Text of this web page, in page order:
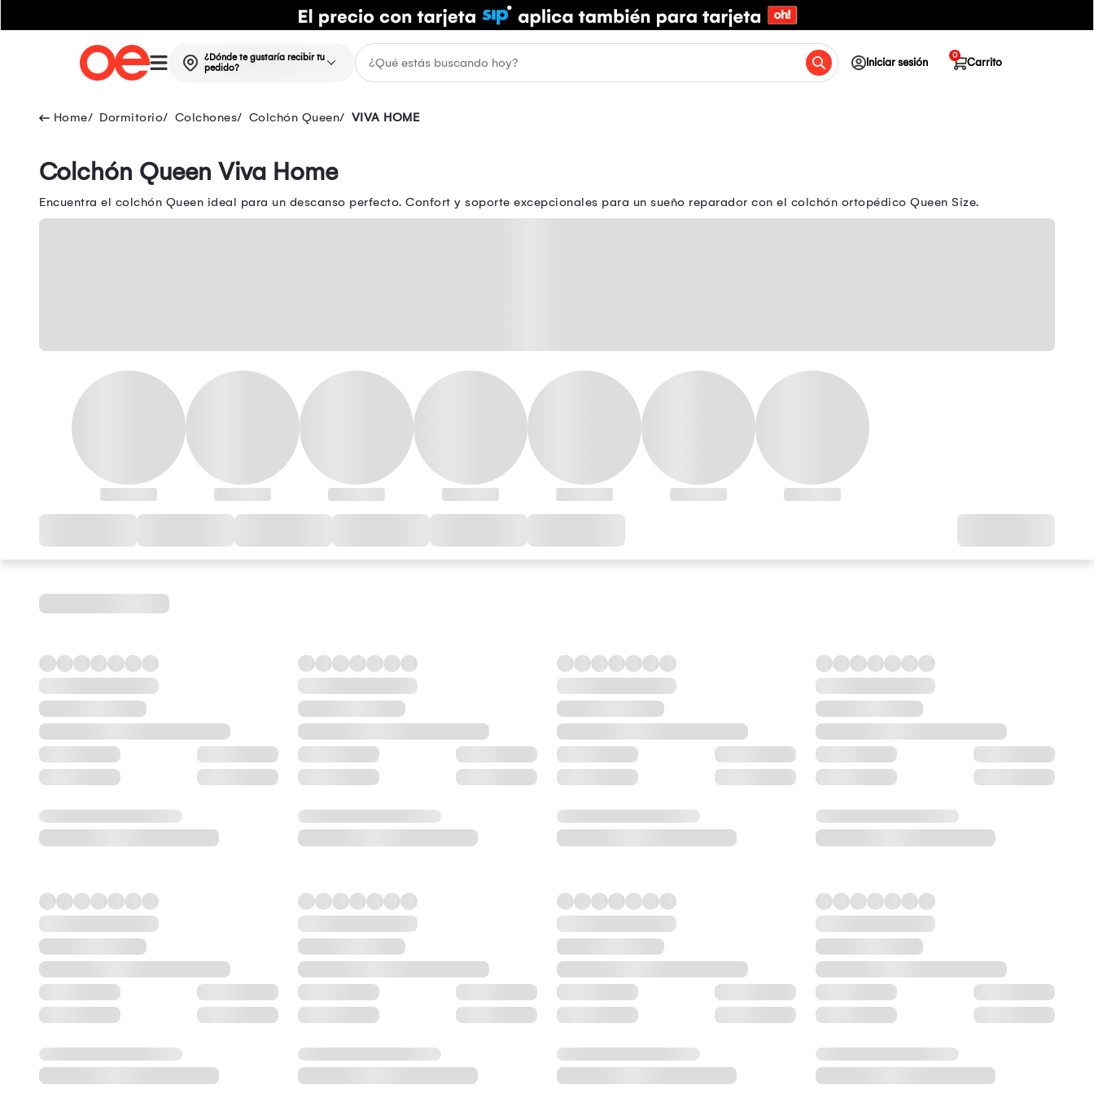
¿Dónde te gustaría recibir tu
pedido?
Iniciar sesión Carrito
0
Dormitorio Colchones Colchón Queen VIVA HOME
Colchón Queen Viva Home
Encuentra el colchón Queen ideal para un descanso perfecto. Confort y soporte excepcionales para un sueño reparador con el colchón ortopédico Queen Size.